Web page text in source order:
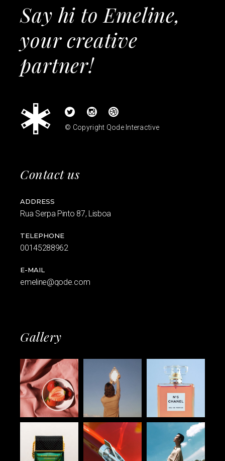
Say hi to Emeline,
your creative
partner!
© Copyright Qode Interactive
Contact us
ADDRESS
Rua Serpa Pinto 87, Lisboa
TELEPHONE
00145288962
E-MAIL
emeline@qode.com
Gallery